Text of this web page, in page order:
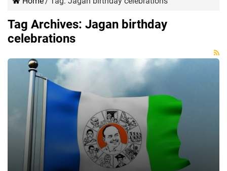
Tag Archives: Jagan birthday
celebrations